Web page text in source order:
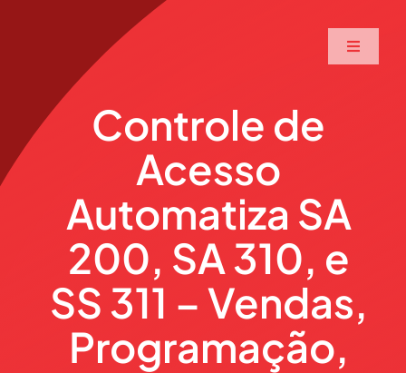
conteúdo
Toggle
Serviços
Soluções
Produtos
Controle de
Acesso
Automatiza SA
200, SA 310, e
SS 311 – Vendas,
Programação,